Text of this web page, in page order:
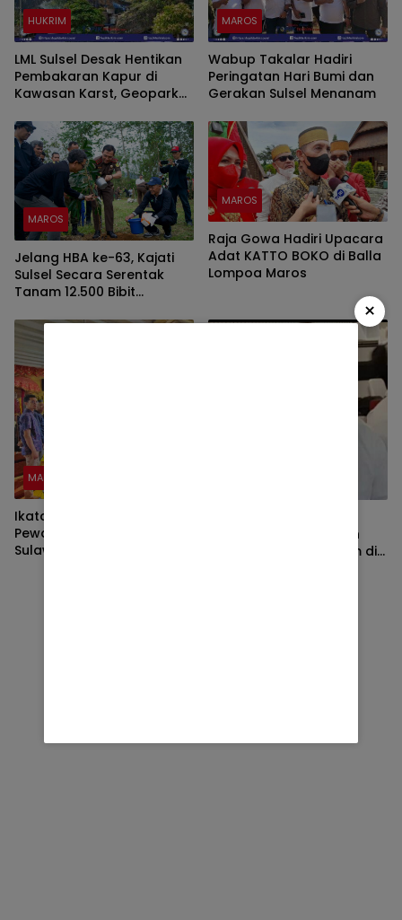
HUKRIM
LML Sulsel Desak Hentikan
Pembakaran Kapur di
Kawasan Karst, Geopark
Hilang Statusnya
MAROS
Wabup Takalar Hadiri
Peringatan Hari Bumi dan
Gerakan Sulsel Menanam
MAROS
Jelang HBA ke-63, Kajati
Sulsel Secara Serentak
Tanam 12.500 Bibit
MAROS
Raja Gowa Hadiri Upacara
Adat KATTO BOKO di Balla
Lompoa Maros
MAROS
Ikatan Keluarga Emas
Pewaris Kerajaan Se
Sulawesi selatan resmi
sebut keluarga korban
yang tewas tenggelam di
×